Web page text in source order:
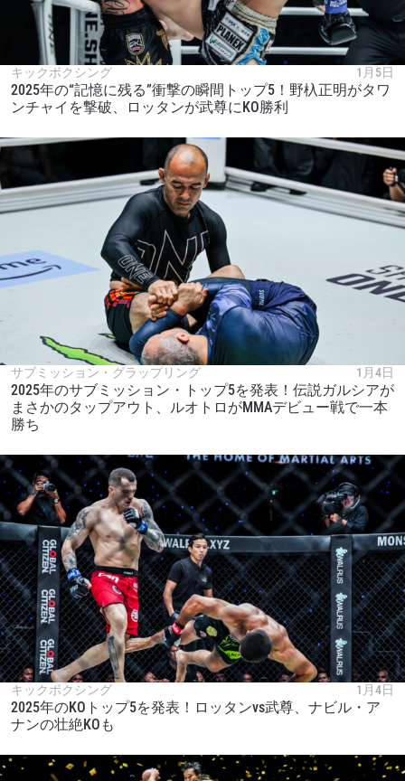
キックボクシング 1月5日
2025年の“記憶に残る”衝撃の瞬間トップ5！野杁正明がタワ
ンチャイを撃破、ロッタンが武尊にKO勝利
サブミッション・グラップリング 1月4日
2025年のサブミッション・トップ5を発表！伝説ガルシアが
まさかのタップアウト、ルオトロがMMAデビュー戦で一本
勝ち
キックボクシング 1月4日
2025年のKOトップ5を発表！ロッタンvs武尊、ナビル・ア
ナンの壮絶KOも